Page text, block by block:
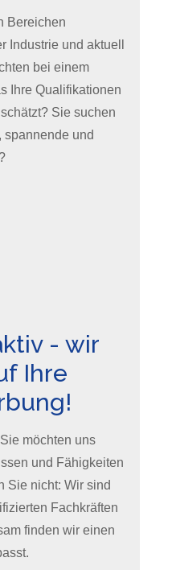
Bereichen
Industrie und aktuell
bei einem
Ihre Qualifikationen
Sie suchen
und
- wir
Ihre
möchten uns
und Fähigkeiten
Sie nicht: Wir sind
Fachkräften
finden wir einen